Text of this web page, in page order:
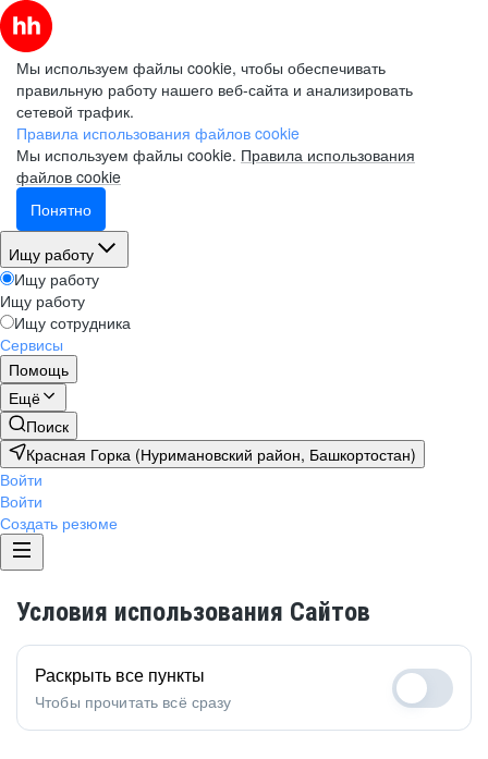
Мы используем файлы cookie, чтобы обеспечивать
правильную работу нашего веб-сайта и анализировать
сетевой трафик.
Правила использования файлов cookie
Мы используем файлы cookie. Правила использования
файлов cookie
Понятно
Ищу работу
Ищу работу
Ищу работу
Ищу сотрудника
Сервисы
Помощь
Ещё
Поиск
Красная Горка (Нуримановский район, Башкортостан)
Войти
Войти
Создать резюме
Условия использования Сайтов
Раскрыть все пункты
Чтобы прочитать всё сразу